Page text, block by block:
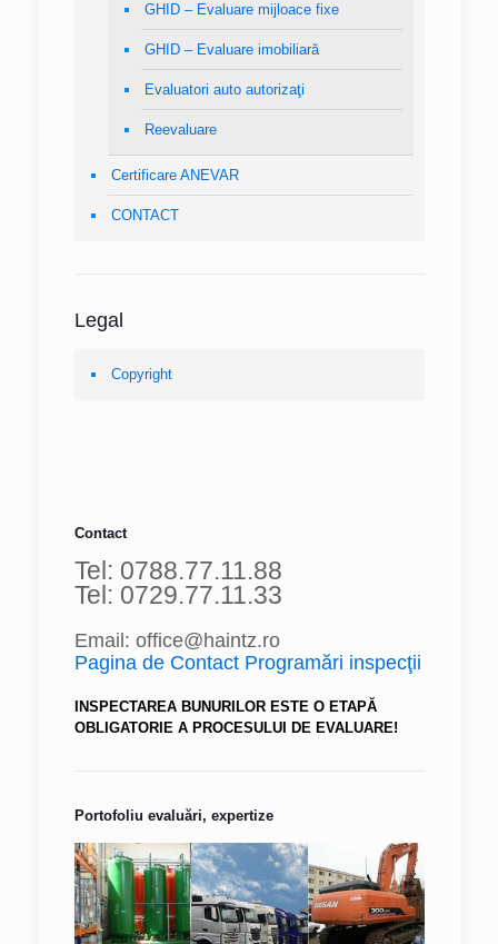
GHID – Evaluare mijloace fixe
GHID – Evaluare imobiliară
Evaluatori auto autorizaţi
Reevaluare
Certificare ANEVAR
CONTACT
Legal
Copyright
Contact
Tel: 0788.77.11.88
Tel: 0729.77.11.33
Email: office@haintz.ro
Pagina de Contact Programări inspecţii
INSPECTAREA BUNURILOR ESTE O ETAPĂ
OBLIGATORIE A PROCESULUI DE EVALUARE!
Portofoliu evaluări, expertize